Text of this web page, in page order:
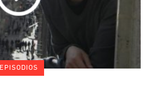
EPISODIOS